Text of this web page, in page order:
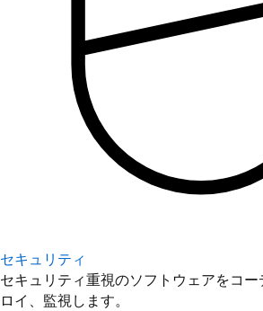
セキュリティ
セキュリティ重視のソフトウェアをコ
ロイ、監視します。